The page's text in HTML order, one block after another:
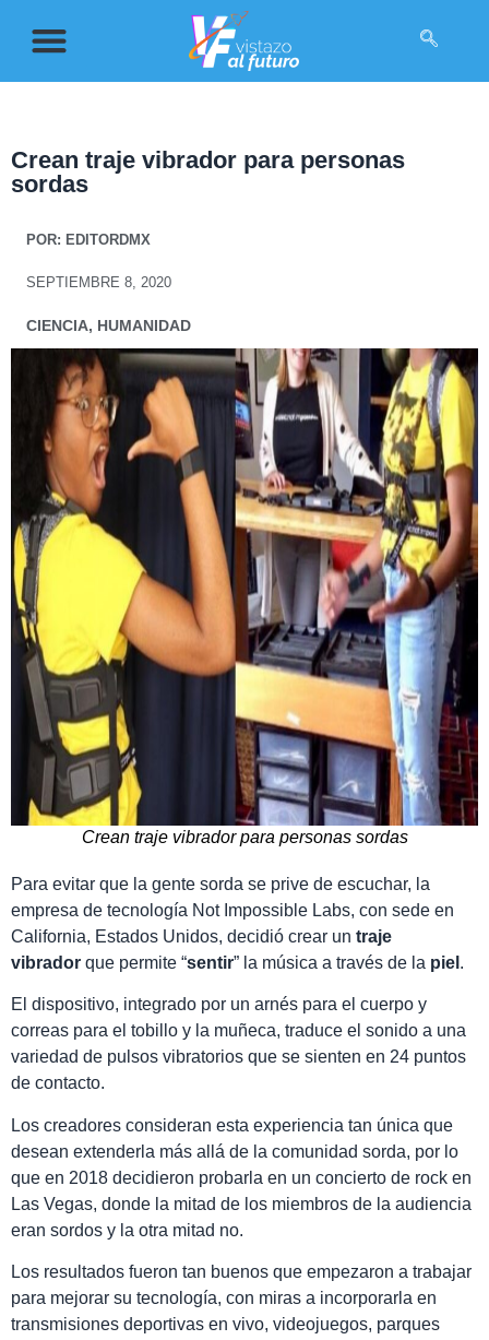
Crean traje vibrador para personas
sordas
POR: EDITORDMX
SEPTIEMBRE 8, 2020
CIENCIA, HUMANIDAD
Crean traje vibrador para personas sordas
Para evitar que la gente sorda se prive de escuchar, la
empresa de tecnología Not Impossible Labs, con sede en
California, Estados Unidos, decidió crear un traje
vibrador que permite “sentir” la música a través de la piel .
El dispositivo, integrado por un arnés para el cuerpo y
correas para el tobillo y la muñeca, traduce el sonido a una
variedad de pulsos vibratorios que se sienten en 24 puntos
de contacto.
Los creadores consideran esta experiencia tan única que
desean extenderla más allá de la comunidad sorda, por lo
que en 2018 decidieron probarla en un concierto de rock en
Las Vegas, donde la mitad de los miembros de la audiencia
eran sordos y la otra mitad no.
Los resultados fueron tan buenos que empezaron a trabajar
para mejorar su tecnología, con miras a incorporarla en
transmisiones deportivas en vivo, videojuegos, parques